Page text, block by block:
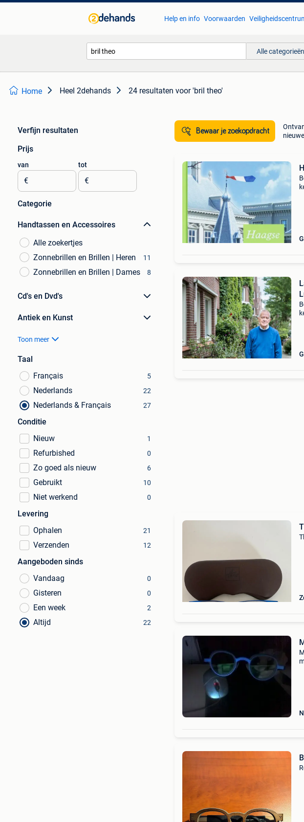
Help en info Voorwaarden
Alle
Home Heel 2dehands 24 resultaten voor 'bril theo'
Verfijn resultaten
Prijs
van
€
tot
€
Categorie
Handtassen en Accessoires
Alle zoekertjes
Zonnebrillen en Brillen | Heren
11
Zonnebrillen en Brillen | Dames 8
Cd's en Dvd's
Antiek en Kunst
Toon meer
Taal
Français
5
Nederlands 22
Nederlands & Français 27
Conditie
Nieuw
1
Refurbished 0
Zo goed als nieuw 6
Gebruikt 10
Niet werkend 0
Levering
Ophalen
21
Verzenden 12
Aangeboden sinds
Vandaag
0
Gisteren 0
Een week 2
Altijd 22
Bewaar je zoekopdracht